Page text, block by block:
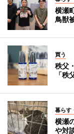
横瀬
鳥獣
買う
秩父
「秩
暮らす
横瀬
や対